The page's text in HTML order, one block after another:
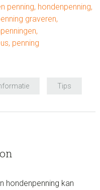
penning, hondenpenning,
graveren,
,
, penning
Tips
hondenpenning kan